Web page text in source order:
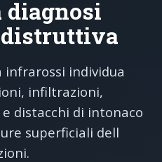
infrarossi individua
infiltrazioni,
distacchi di intonaco
superficiali dell